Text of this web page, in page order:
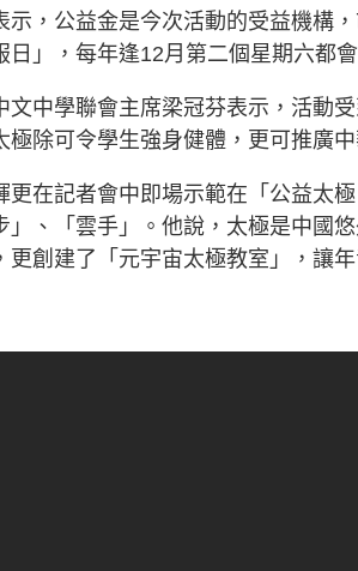
示，公益金是今次活動的受益機構
」，每年逢12月第二個星期六都
文中學聯會主席梁冠芬表示，活動
極除可令學生強身健體，更可推廣
更在記者會中即場示範在「公益太
」、「雲手」。他說，太極是中國
創建了「元宇宙太極教室」，讓